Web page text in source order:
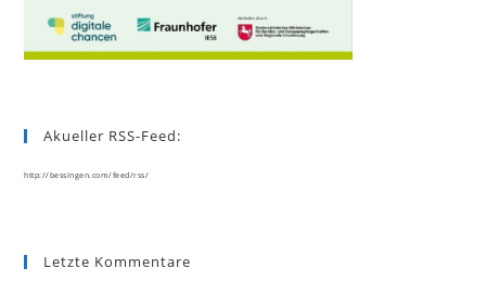
Akueller RSS-Feed:
http://bessingen.com/feed/rss/
Letzte Kommentare